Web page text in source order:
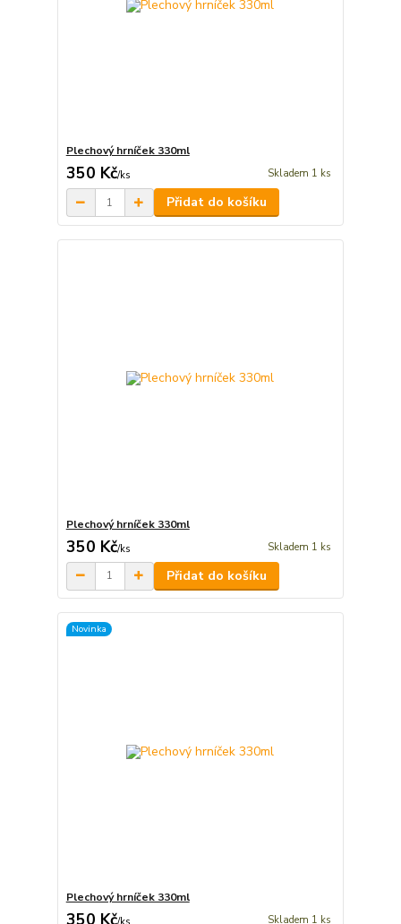
Plechový hrníček 330ml
350 Kč/ks Skladem 1 ks
Přidat do košíku
Plechový hrníček 330ml
350 Kč/ks Skladem 1 ks
Přidat do košíku
Novinka
Plechový hrníček 330ml
350 Kč Skladem 1 ks